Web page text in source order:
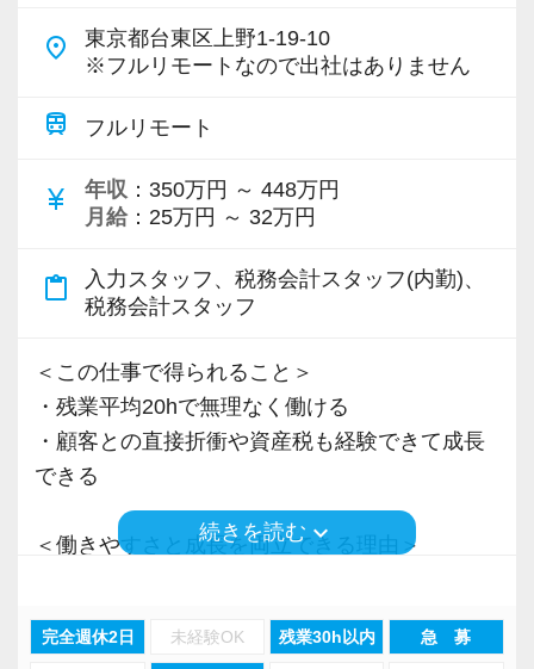
・組織力強化に向けた採用
Q. 当事務所を選んだ理由は？
A. 幅広い業務を経験できる点に魅力を感じ、入
所を決めました。
A. さまざまな業務を任せてもらえるので、以前
より成長スピードが上がったと感じています。
Q. 職場の雰囲気は？
A. 上司や先輩に相談しやすく、風通しの良い職
場だと感じています。
・税務経験を活かして成長したい方
place
東京都台東区上野1-19-10
※フルリモートなので出社はありません
train フルリモート
currency_yen 年収 ：350万円 ～ 448万円
月給 ：25万円 ～ 32万円
content_paste
入力スタッフ、税務会計スタッフ(内勤)、
税務会計スタッフ
＜この仕事で得られること＞
・残業平均20hで無理なく働ける
・顧客との直接折衝や資産税も経験できて成長
できる
＜働きやすさと成長を両立できる理由＞
・分業体制で業務負担を軽減
・顧客対応や提案業務に集中可能
続きを読むkeyboard_arrow_down
完全週休2日 未経験OK 残業30h以内 急 募